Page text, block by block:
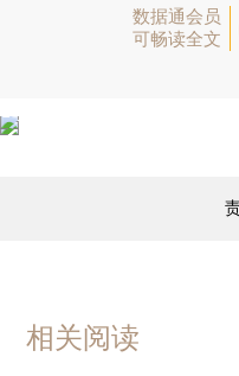
数据通会员
可畅读全文
相关阅读